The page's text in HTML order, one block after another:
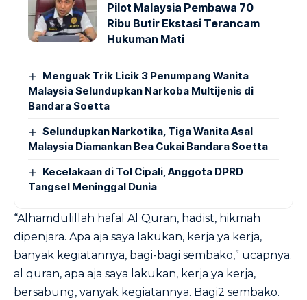
Pilot Malaysia Pembawa 70
Ribu Butir Ekstasi Terancam
Hukuman Mati
Menguak Trik Licik 3 Penumpang Wanita
Malaysia Selundupkan Narkoba Multijenis di
Bandara Soetta
Selundupkan Narkotika, Tiga Wanita Asal
Malaysia Diamankan Bea Cukai Bandara Soetta
Kecelakaan di Tol Cipali, Anggota DPRD
Tangsel Meninggal Dunia
“Alhamdulillah hafal Al Quran, hadist, hikmah
dipenjara. Apa aja saya lakukan, kerja ya kerja,
banyak kegiatannya, bagi-bagi sembako,” ucapnya.
al quran, apa aja saya lakukan, kerja ya kerja,
bersabung, vanyak kegiatannya. Bagi2 sembako.